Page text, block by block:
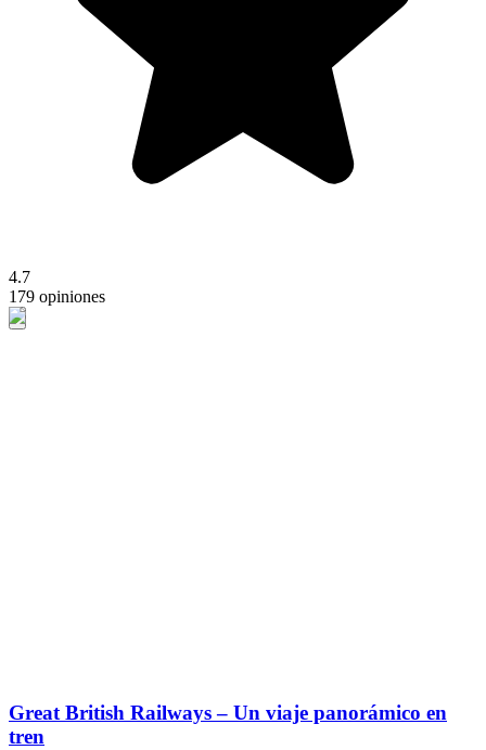
4.7
179 opiniones
Great British Railways – Un viaje panorámico en
tren